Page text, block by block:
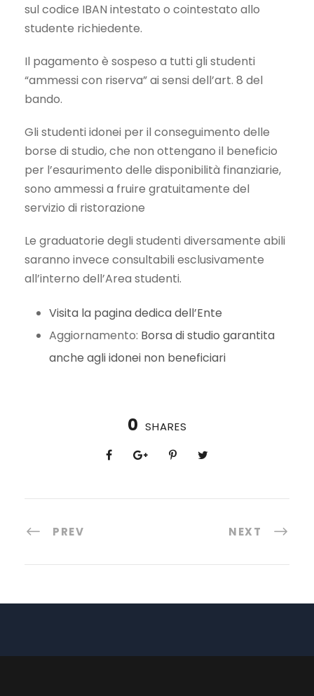
sul codice IBAN intestato o cointestato allo
studente richiedente.
Il pagamento è sospeso a tutti gli studenti
“ammessi con riserva” ai sensi dell’art. 8 del
bando.
Gli studenti idonei per il conseguimento delle
borse di studio, che non ottengano il beneficio
per l’esaurimento delle disponibilità finanziarie,
sono ammessi a fruire gratuitamente del
servizio di ristorazione
Le graduatorie degli studenti diversamente abili
saranno invece consultabili esclusivamente
all’interno dell’Area studenti.
Visita la pagina dedica dell’Ente
Aggiornamento: Borsa di studio garantita
anche agli idonei non beneficiari
0 SHARES
PREV NEXT